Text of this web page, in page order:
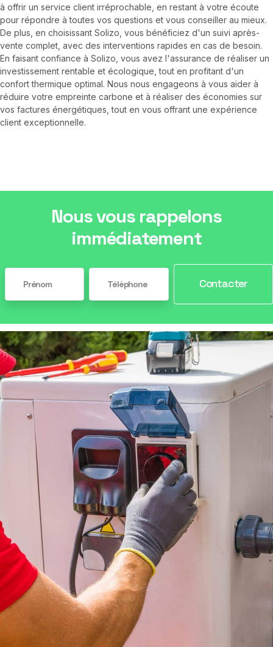
à offrir un service client irréprochable, en restant à votre écoute
pour répondre à toutes vos questions et vous conseiller au mieux.
De plus, en choisissant Solizo, vous bénéficiez d'un suivi après-
vente complet, avec des interventions rapides en cas de besoin.
En faisant confiance à Solizo, vous avez l'assurance de réaliser un
investissement rentable et écologique, tout en profitant d'un
confort thermique optimal. Nous nous engageons à vous aider à
réduire votre empreinte carbone et à réaliser des économies sur
vos factures énergétiques, tout en vous offrant une expérience
client exceptionnelle.
Nous vous rappelons
immédiatement
Contacter